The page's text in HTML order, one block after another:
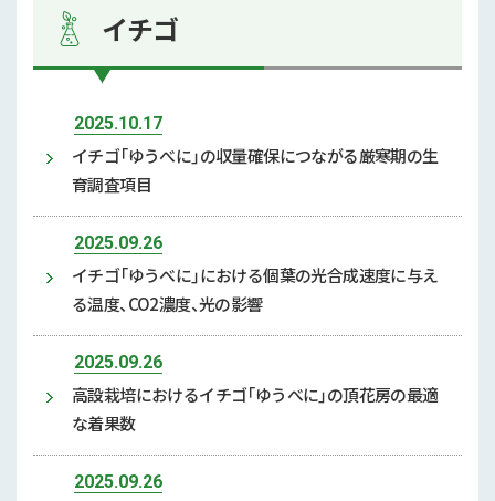
イチゴ
2025.10.17
イチゴ「ゆうべに」の収量確保につながる厳寒期の生
育調査項目
2025.09.26
イチゴ「ゆうべに」における個葉の光合成速度に与え
る温度、CO2濃度、光の影響
2025.09.26
高設栽培におけるイチゴ「ゆうべに」の頂花房の最適
な着果数
2025.09.26